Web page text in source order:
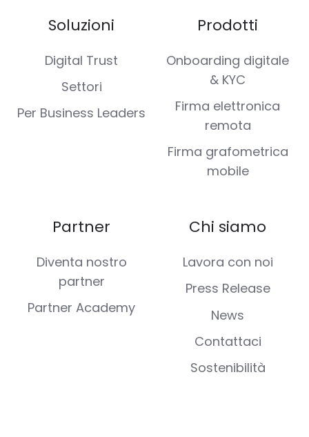
Soluzioni
Digital Trust
Settori
Per Business Leaders
Prodotti
Onboarding digitale
& KYC
Firma elettronica
remota
Firma grafometrica
mobile
Partner
Diventa nostro
partner
Partner Academy
Chi siamo
Lavora con noi
Press Release
News
Contattaci
Sostenibilità